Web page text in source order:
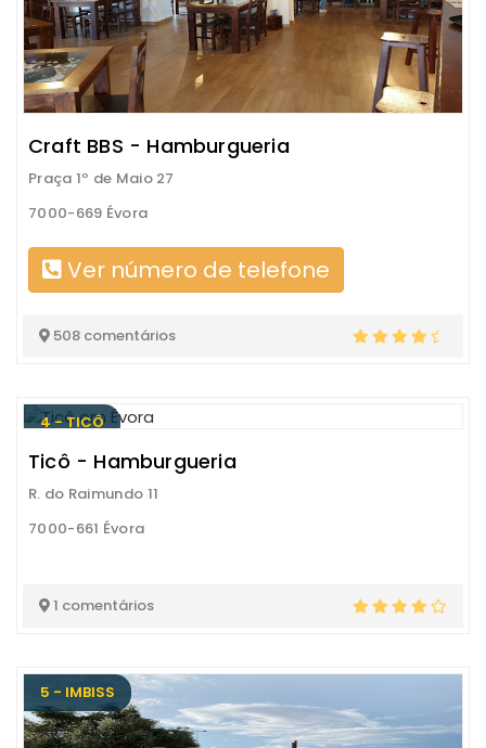
Craft BBS - Hamburgueria
Praça 1º de Maio 27
7000-669 Évora
Ver número de telefone
508 comentários
4 - TICÔ
Ticô - Hamburgueria
R. do Raimundo 11
7000-661 Évora
1 comentários
5 - IMBISS